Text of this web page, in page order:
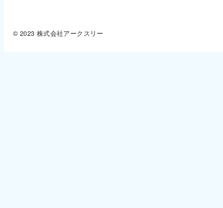
© 2023 株式会社アークスリー